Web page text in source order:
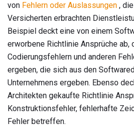
von Fehlern oder Auslassungen ,
Versicherten erbrachten
Beispiel deckt eine von einem
erworbene Richtlinie Ansprüche ab,
Codierungsfehlern und anderen
ergeben, die sich aus den
Unternehmens ergeben. Ebenso
Architekten gekaufte Richtlinie
Konstruktionsfehler, fehlerhafte
Fehler betreffen.